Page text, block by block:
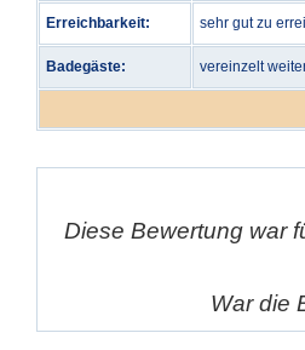
Erreichbarkeit: sehr gut zu
Badegäste: vereinzelt
Diese Bewertung war
War die